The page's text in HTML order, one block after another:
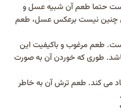
حتما طعم آن شبیه عسل و
چنین نیست برعکس عسل، طعم
طعم مرغوب و باکیفیت این
طوری که خوردن آن به صورت
می کند. طعم ترش آن به خاطر